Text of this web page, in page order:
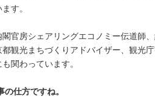
す。
官房シェアリングエコノミー伝道師
観光まちづくりアドバイザー、観光
関わっています。
仕方ですね。